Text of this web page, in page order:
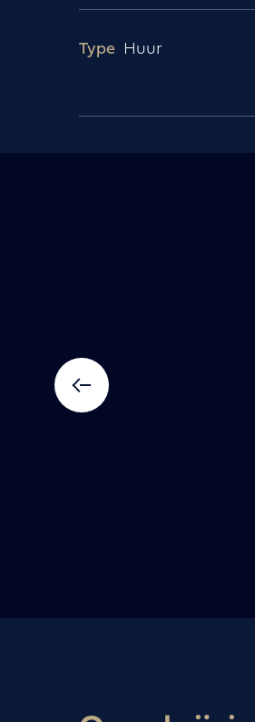
Type Huur